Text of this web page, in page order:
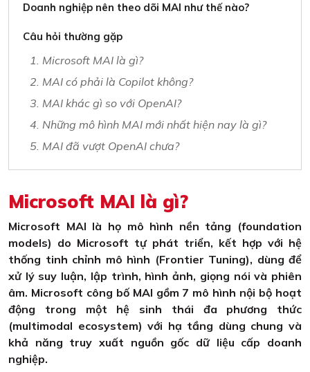
Doanh nghiệp nên theo dõi MAI như thế nào?
Câu hỏi thường gặp
1. Microsoft MAI là gì?
2. MAI có phải là Copilot không?
3. MAI khác gì so với OpenAI?
4. Những mô hình MAI mới nhất hiện nay là gì?
5. MAI đã vượt OpenAI chưa?
Microsoft MAI là gì?
Microsoft MAI là họ mô hình nền tảng (foundation
models) do Microsoft tự phát triển, kết hợp với hệ
thống tinh chỉnh mô hình (Frontier Tuning), dùng để
xử lý suy luận, lập trình, hình ảnh, giọng nói và phiên
âm. Microsoft công bố MAI gồm 7 mô hình nội bộ hoạt
động trong một hệ sinh thái đa phương thức
(multimodal ecosystem) với hạ tầng dùng chung và
khả năng truy xuất nguồn gốc dữ liệu cấp doanh
nghiệp.